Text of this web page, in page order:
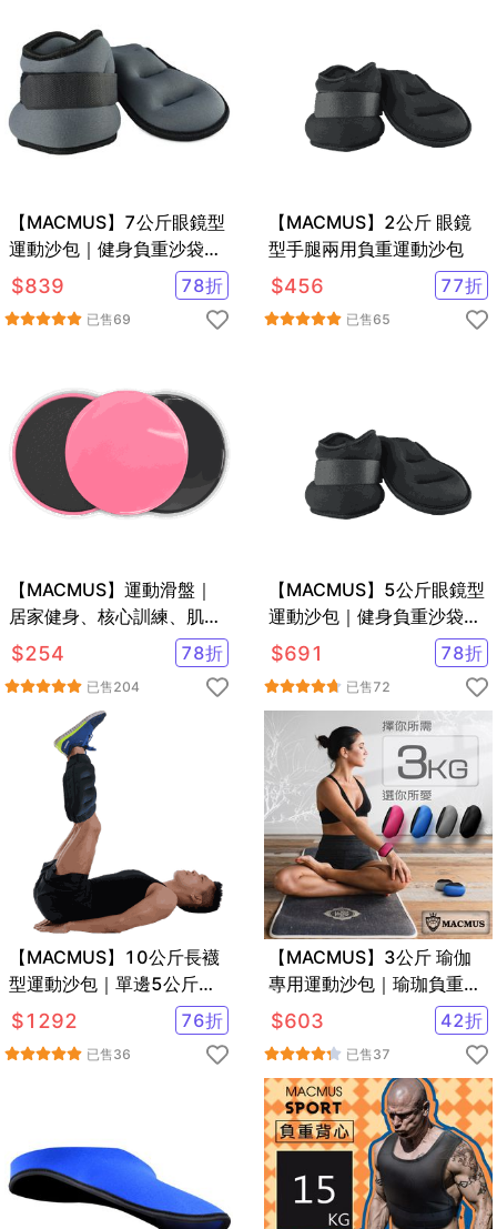
【MACMUS】7公斤眼鏡型
運動沙包｜健身負重沙袋｜
可綁手腕腳踝復健沙包｜多
色可選
$839 78折
已售69
【MACMUS】2公斤 眼鏡
型手腿兩用負重運動沙包
$456 77折
已售65
【MACMUS】運動滑盤｜
居家健身、核心訓練、肌肉
訓練｜黑、粉、藍三色可選
｜一組兩片
$254 78折
已售204
【MACMUS】5公斤眼鏡型
運動沙包｜健身負重沙袋｜
可綁手腕腳踝復健沙包｜多
色可選
$691 78折
已售72
【MACMUS】10公斤長襪
型運動沙包｜單邊5公斤腿
部專用負重沙袋｜適合健
走、慢跑等運動
$1292 76折
已售36
【MACMUS】3公斤 瑜伽
專用運動沙包｜瑜珈負重沙
袋｜綁手沙包
$603 42折
已售37